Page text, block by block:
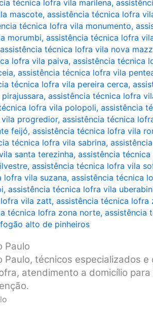
técnica lofra vila marilena,
mascote, assistência técnica lofra
técnica lofra vila monumento,
morumbi, assistência técnica lofra
assistência técnica lofra vila nova
lofra vila paiva, assistência técnica
, assistência técnica lofra vila
técnica lofra vila pereira cerca,
, assistência técnica lofra
lofra vila polopoli, assistência
progredior, assistência técnica
feijó, assistência técnica lofra vila
técnica lofra vila sabrina,
santa terezinha, assistência
, assistência técnica lofra vila
lofra vila suzana, assistência técnica
, assistência técnica lofra vila
vila zatt, assistência técnica lofra
técnica lofra zona norte, assistência
fogão alto de pinheiros
Paulo
técnicos especializados e
atendimento a domicílio para